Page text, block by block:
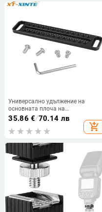
Универсално удължение на
основната плоча на
фотоапарата Дълга плоча за
сирене 1/4"-20 монтажни дупки
за комплект клетка за DSLR
фотография
35.86 €/70.14 лв
add_shopping_cart